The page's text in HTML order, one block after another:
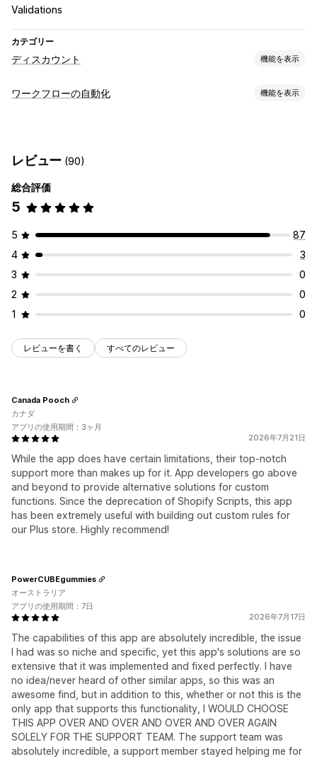
Validations
カテゴリー
ディスカウント 機能を表示
ディスカウントの種類
無料配送 配送料
チェックアウトディスカウント
商品バンドル
期間限定オファー
カスタムディスカウント
キャンペーン
オートメーション
セグメンテーション タグ付け
ワークフローの自動化 機能を表示
条件付きロジック
スケジュール式タスク
レビュー (90)
総合評価
5
5
87
4
3
3
0
2
0
1
0
レビューを書く すべてのレビュー
2026年7月21日
While the app does have certain limitations, their top-notch
support more than makes up for it. App developers go above
and beyond to provide alternative solutions for custom
functions. Since the deprecation of Shopify Scripts, this app
has been extremely useful with building out custom rules for
our Plus store. Highly recommend!
Canada Pooch
カナダ
アプリの使用期間：3ヶ月
2026年7月17日
The capabilities of this app are absolutely incredible, the issue
I had was so niche and specific, yet this app's solutions are so
extensive that it was implemented and fixed perfectly. I have
no idea/never heard of other similar apps, so this was an
awesome find, but in addition to this, whether or not this is the
only app that supports this functionality, I WOULD CHOOSE
THIS APP OVER AND OVER AND OVER AND OVER AGAIN
SOLELY FOR THE SUPPORT TEAM. The support team was
absolutely incredible, a support member stayed helping me for
PowerCUBEgummies
オーストラリア
アプリの使用期間：7日